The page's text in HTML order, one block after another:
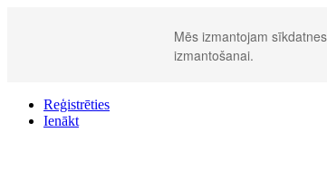
Mēs izmantojam
izmantošanai.
Reģistrēties
Ienākt